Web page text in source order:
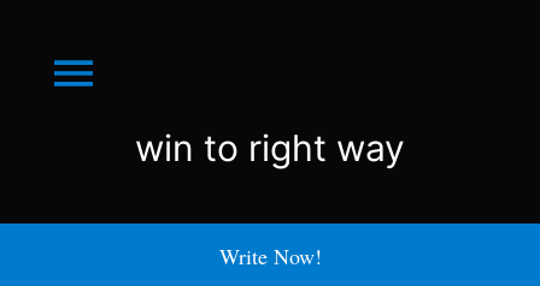
Menu
win
right
win to right way
Write Now!